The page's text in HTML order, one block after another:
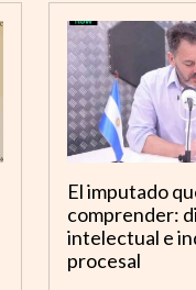
El imputado
comprender:
intelectual e
procesal